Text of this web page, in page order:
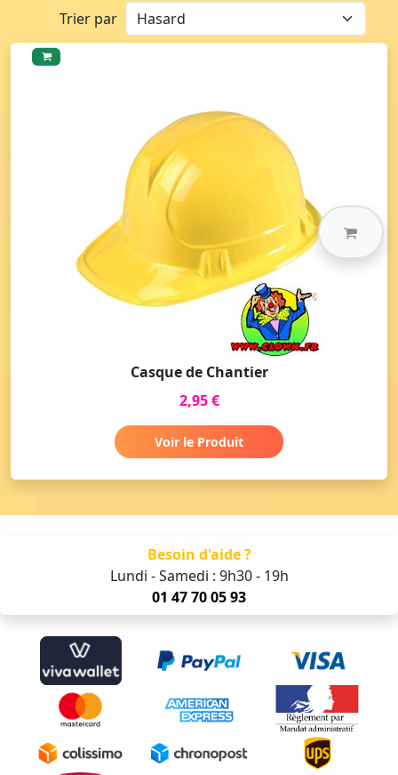
Trier par
Casque de Chantier
2,95 €
Voir le Produit
Besoin d'aide ?
Lundi - Samedi : 9h30 - 19h
01 47 70 05 93